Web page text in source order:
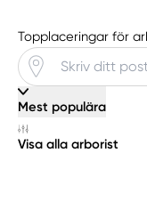
Topplaceringar för
Mest populära
Visa alla arborist